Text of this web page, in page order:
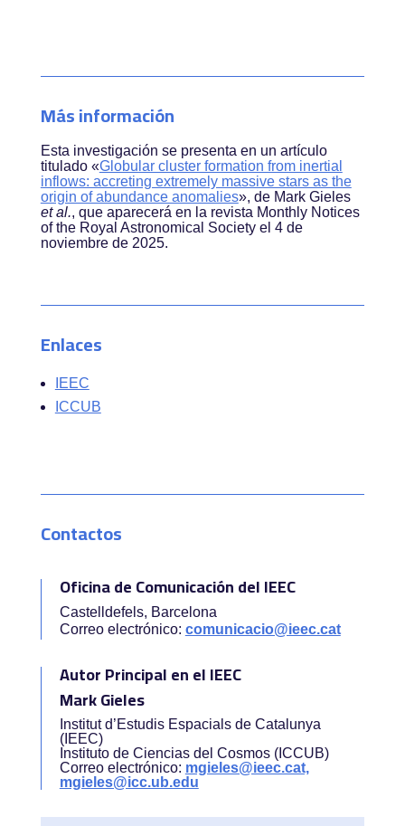
Más información
Esta investigación se presenta en un artículo
titulado «Globular cluster formation from inertial
inflows: accreting extremely massive stars as the
origin of abundance anomalies», de Mark Gieles
et al., que aparecerá en la revista Monthly Notices
of the Royal Astronomical Society el 4 de
noviembre de 2025.
Enlaces
IEEC
ICCUB
Contactos
Oficina de Comunicación del IEEC
Castelldefels, Barcelona
Correo electrónico: comunicacio@ieec.cat
Autor Principal en el IEEC
Mark Gieles
Institut d’Estudis Espacials de Catalunya
(IEEC)
Instituto de Ciencias del Cosmos (ICCUB)
Correo electrónico: mgieles@ieec.cat,
mgieles@icc.ub.edu